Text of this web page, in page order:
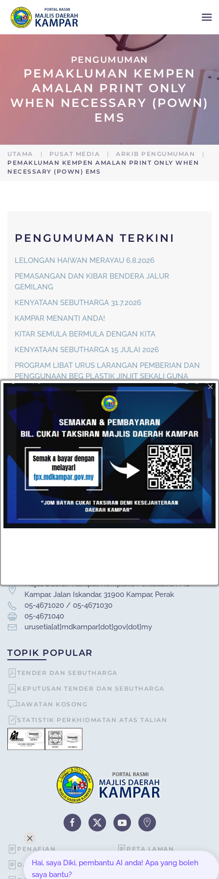
Skip to main content
PENGUMUMAN
PEMAKLUMAN KEMPEN
AMALAN PRINT ONLY
WHEN NECESSARY (POWN)
EMS
UTAMA PUSAT MEDIA
ARKIB PENGUMUMAN
PEMAKLUMAN KEMPEN AMALAN PRINT ONLY WHEN
NECESSARY (POWN) EMS
PENGUMUMAN TERKINI
LELONGAN HAIWAN MERAYAU 6.8.2026
PEMASANGAN DAN KIBAR BENDERA JALUR
GEMILANG
KENYATAAN SEBUTHARGA 31.7.2026
KAMPAR MENANTI ANDA!
KITAR SEMULA BERMULA DENGAN KITA
KENYATAAN SEBUTHARGA 15 JULAI 2026
PROGRAM LIBAT URUS LARANGAN PEMBERIAN DAN
PENGGUNAAN BEG PLASTIK JINJIT SEKALI GUNA
PENUTUPAN SEMENTARA JALAN BAGI PERARAKAN
KEBUDAYAAN KAMPAR 2026
KENYATAAN SEBUTHARGA 7 JULAI 2026
HEBAHAN LELONGAN HAIWAN MERAYAU 7.7.2026
HUBUNGI
Majlis Daerah Kampar, Kompleks Pentadbiran MD
Kampar, Jalan Iskandar, 31900 Kampar, Perak
05-4671020 / 05-4671030
05-4671040
urusetia[at]mdkampar[dot]gov[dot]my
TOPIK POPULAR
TENDER DAN SEBUTHARGA
KEPUTUSAN TENDER DAN SEBUTHARGA
JAWATAN KOSONG
STATISTIK PERKHIDMATAN ATAS TALIAN
PENAFIAN
DASAR KESELAMATAN
PETA LAMAN
STATISTIK PELAWAT
×
Hai, saya Diki, pembantu AI anda! Apa yang boleh
saya bantu?